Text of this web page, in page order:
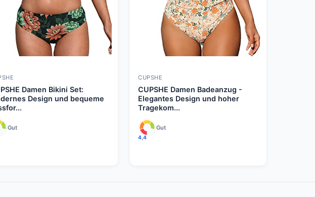
Damen Bikini Set:
Design und bequeme
Gut
CUPSHE
CUPSHE Damen Badeanzug -
Elegantes Design und hoher
Tragekom...
4,4
Gut